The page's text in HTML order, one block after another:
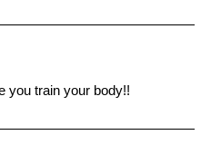
you train your body!!